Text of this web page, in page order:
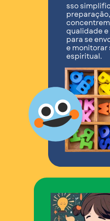
sso
qualidade
para se
e monitorar
espiritual.